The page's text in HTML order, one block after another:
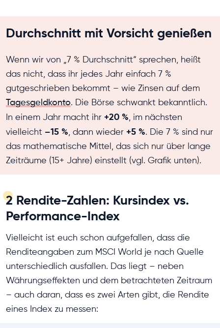
Durchschnitt mit Vorsicht genießen
Wenn wir von „7 % Durchschnitt“ sprechen, heißt
das nicht, dass ihr jedes Jahr einfach 7 %
gutgeschrieben bekommt – wie Zinsen auf dem
Tagesgeldkonto. Die Börse schwankt bekanntlich.
In einem Jahr macht ihr +20 % , im nächsten
vielleicht –15 % , dann wieder +5 %. Die 7 % sind nur
das mathematische Mittel, das sich nur über lange
Zeiträume (15+ Jahre) einstellt (vgl. Grafik unten).
2 Rendite-Zahlen: Kursindex vs.
Performance-Index
Vielleicht ist euch schon aufgefallen, dass die
Renditeangaben zum MSCI World je nach Quelle
unterschiedlich ausfallen. Das liegt – neben
Währungseffekten und dem betrachteten Zeitraum
– auch daran, dass es zwei Arten gibt, die Rendite
eines Index zu messen: